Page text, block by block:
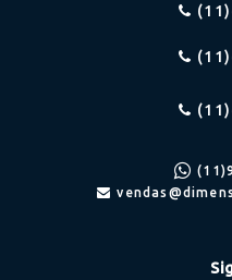
(11)
(11)
(11)
(11)